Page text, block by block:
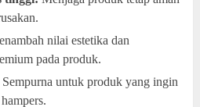
nilai estetika dan
pada produk.
Sempurna untuk produk yang ingin